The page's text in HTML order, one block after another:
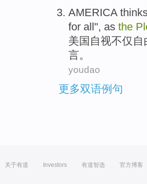
AMERICA
for all", as the
美国 自视不仅 自
言。
youdao
更多双语例句
关于有道 Investors 有道智选 官方博客